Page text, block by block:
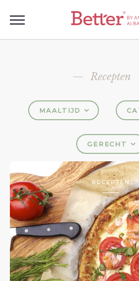
Recepten
MAALTIJD
GERECHT
RECEPTEN